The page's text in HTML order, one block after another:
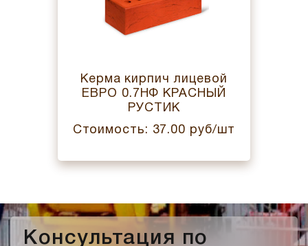
Керма кирпич лицевой
ЕВРО 0.7НФ КРАСНЫЙ
РУСТИК
Стоимость: 37.00 руб/шт
Консультация по